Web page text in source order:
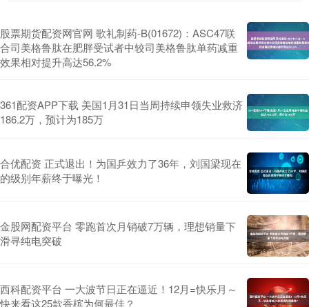
股票期货配资网官网 歌礼制药-B(01672)：ASC47联
合司美格鲁肽在肥胖受试者中较司美格鲁肽单药减重
效果相对提升高达56.2%
361配资APP下载 美国1月31日当周持续申领失业救济
186.2万，预计为185万
合优配资 正式退出！为国乒效力了36年，刘国梁现在
的级别年薪终于曝光！
金股网配资平台 零跑首次月销破7万辆，理想销量下
滑寻纯电突破
西科配资平台 一大波节日正在逼近！12月=快乐月～
快来看这25款香槟为何最佳？